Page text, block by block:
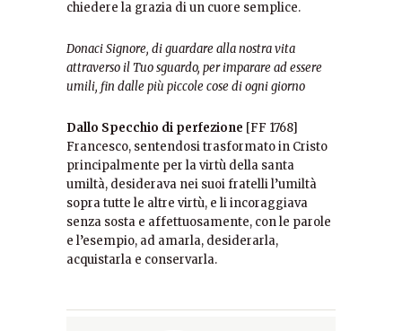
chiedere la grazia di un cuore semplice.
Donaci Signore, di guardare alla nostra vita
attraverso il Tuosguardo, per imparare ad essere
umili, fin dalle più piccole cose diogni giorno
Dallo Specchio di perfezione [FF 1768]
Francesco, sentendosi trasformato in Cristo
principalmente per lavirtù della santa
umiltà, desiderava nei suoi fratelli l’umiltà
sopratutte le altre virtù, e li incoraggiava
senza sosta e affettuosamente, con le parole
e l’esempio, ad amarla, desiderarla,
acquistarla e conservarla.